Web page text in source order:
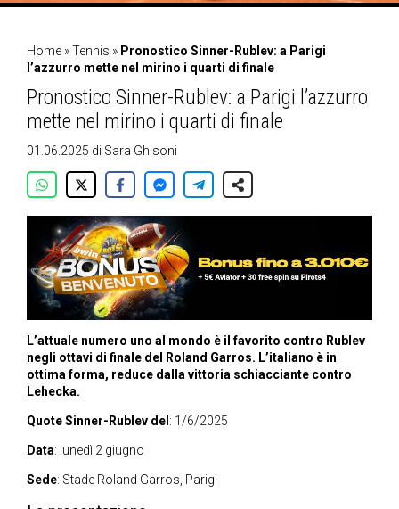
Home »Tennis » Pronostico Sinner-Rublev: a Parigi
l’azzurro mette nel mirino i quarti di finale
Pronostico Sinner-Rublev: a Parigi l’azzurro
mette nel mirino i quarti di finale
01.06.2025 di Sara Ghisoni
L’attuale numero uno al mondo è il favorito contro Rublev
negli ottavi di finale del Roland Garros. L’italiano è in
ottima forma, reduce dalla vittoria schiacciante contro
Lehecka.
Quote Sinner-Rublev del : 1/6/2025
Data: lunedì 2 giugno
Sede: Stade Roland Garros, Parigi